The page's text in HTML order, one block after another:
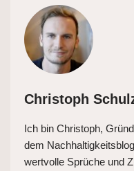
Christoph
Ich bin Christoph,
dem
wertvolle Sprüche und